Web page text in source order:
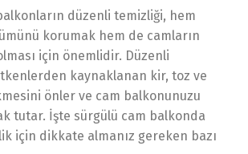
düzenli temizliği, hem
korumak hem de camların
için önemlidir. Düzenli
kaynaklanan kir, toz ve
önler ve cam balkonunuzu
tutar. İşte sürgülü cam balkonda
için dikkate almanız gereken bazı